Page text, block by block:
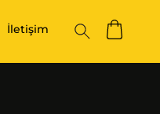
İletişim